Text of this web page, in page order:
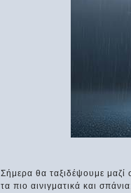
Σήμερα θα ταξιδέψουμε
τα πιο αινιγματικά και